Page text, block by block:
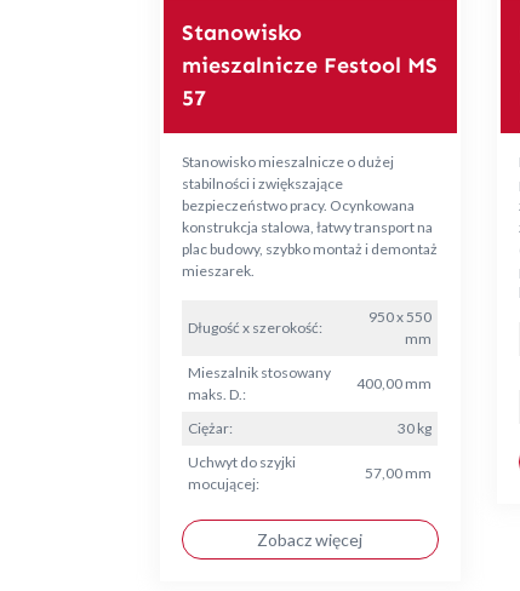
Stanowisko
mieszalnicze Festool MS
57
Stanowisko mieszalnicze o dużej
stabilności i zwiększające
bezpieczeństwo pracy. Ocynkowana
konstrukcja stalowa, łatwy transport na
plac budowy, szybko montaż i demontaż
mieszarek.
Długość x szerokość:
950 x 550
mm
Mieszalnik stosowany
maks. D.:
400,00 mm
Ciężar:
30 kg
Uchwyt do szyjki
mocującej:
57,00 mm
Zobacz więcej